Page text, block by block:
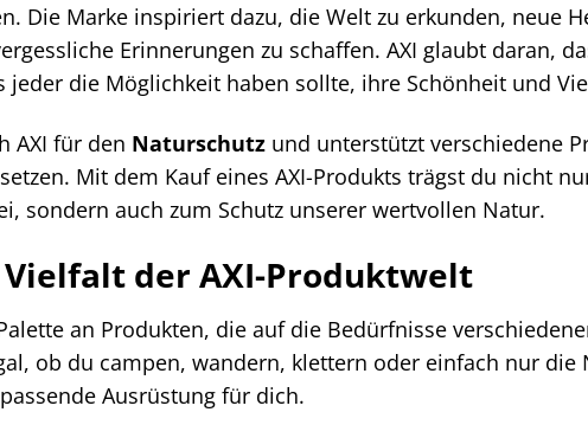
Die Marke inspiriert dazu, die Welt zu erkunden, neue
Erinnerungen zu schaffen. AXI glaubt daran,
jeder die Möglichkeit haben sollte, ihre Schönheit und
AXI für den Naturschutz und unterstützt verschiedene
Mit dem Kauf eines AXI-Produkts trägst du nicht
sondern auch zum Schutz unserer wertvollen Natur.
Vielfalt der AXI-Produktwelt
an Produkten, die auf die Bedürfnisse
ob du campen, wandern, klettern oder einfach nur die
Ausrüstung für dich.